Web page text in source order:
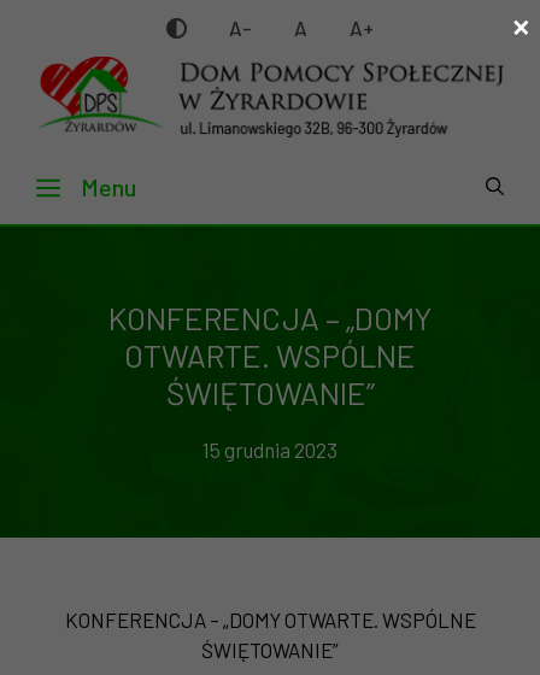
treści
A- A A+
Menu
KONFERENCJA – „DOMY
OTWARTE. WSPÓLNE
ŚWIĘTOWANIE”
15 grudnia 2023
KONFERENCJA – „DOMY OTWARTE. WSPÓLNE
ŚWIĘTOWANIE”
×